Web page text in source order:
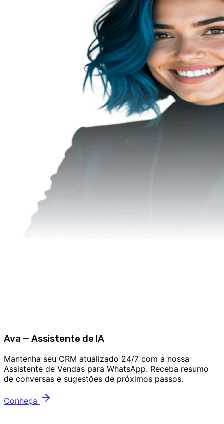
Ava — Assistente de IA
Mantenha seu CRM atualizado 24/7 com a nossa
Assistente de Vendas para WhatsApp. Receba resumo
de conversas e sugestões de próximos passos.
Conheça